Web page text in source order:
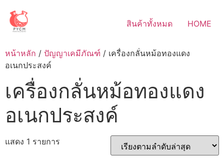
content
สินค้าทั้งหมด HOME
หน้าหลัก / ปัญญาเคมีภัณฑ์ / เครื่องกลั่นหม้อทองแดง
อเนกประสงค์
เครื่องกลั่นหม้อทองแดง
อเนกประสงค์
แสดง 1 รายการ